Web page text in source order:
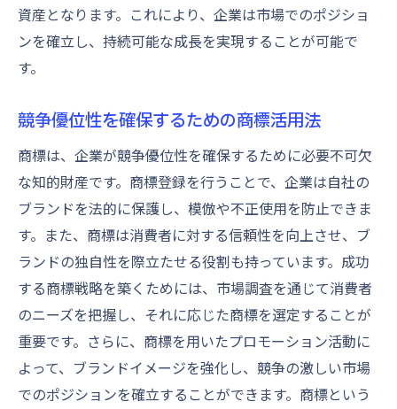
資産となります。これにより、企業は市場でのポジショ
ンを確立し、持続可能な成長を実現することが可能で
す。
競争優位性を確保するための商標活用法
商標は、企業が競争優位性を確保するために必要不可欠
な知的財産です。商標登録を行うことで、企業は自社の
ブランドを法的に保護し、模倣や不正使用を防止できま
す。また、商標は消費者に対する信頼性を向上させ、ブ
ランドの独自性を際立たせる役割も持っています。成功
する商標戦略を築くためには、市場調査を通じて消費者
のニーズを把握し、それに応じた商標を選定することが
重要です。さらに、商標を用いたプロモーション活動に
よって、ブランドイメージを強化し、競争の激しい市場
でのポジションを確立することができます。商標という